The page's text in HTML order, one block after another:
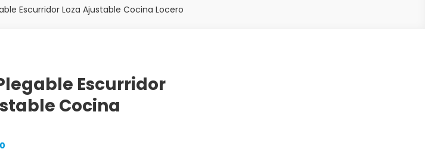
Escurridor Loza Ajustable Cocina Locero
Escurridor
Cocina